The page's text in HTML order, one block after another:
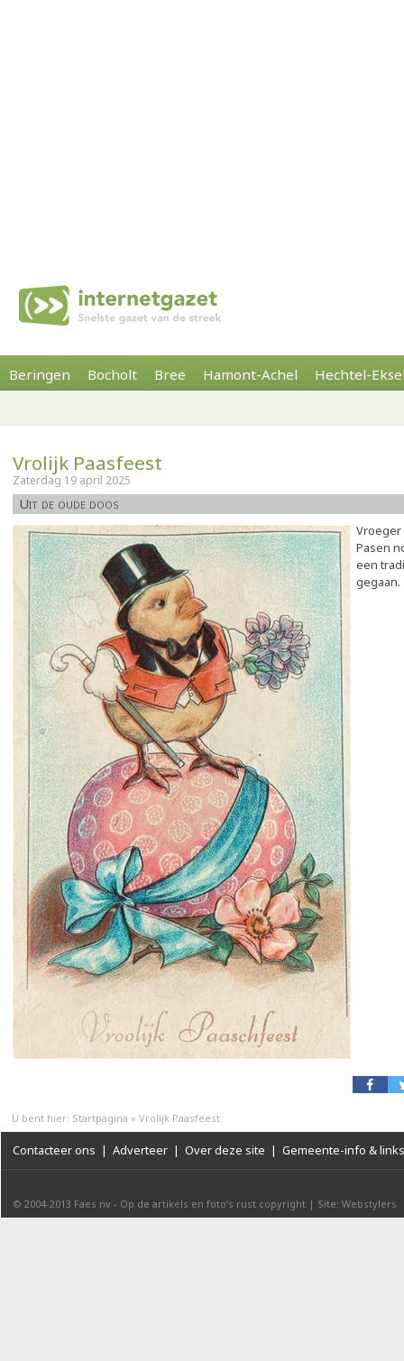
Beringen Bocholt Bree Hamont-Achel Hechtel-
Vrolijk Paasfeest
Zaterdag 19 april 2025
Uit de oude doos
Pasen
een
gegaan.
U bent hier: Startpagina » Vrolijk Paasfeest
Contacteer ons | Adverteer | Over deze site | Gemeente-info & links
© 2004-2013 Faes nv - Op de artikels en foto’s rust copyright | Site: Webstylers